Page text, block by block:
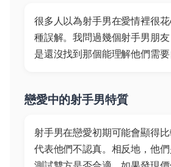
很多人以為射手男在愛情裡很
種誤解。我問過幾個射手男朋
是還沒找到那個能理解他們需要
戀愛中的射手男特質
射手男在戀愛初期可能會顯得
代表他們不認真。相反地，他